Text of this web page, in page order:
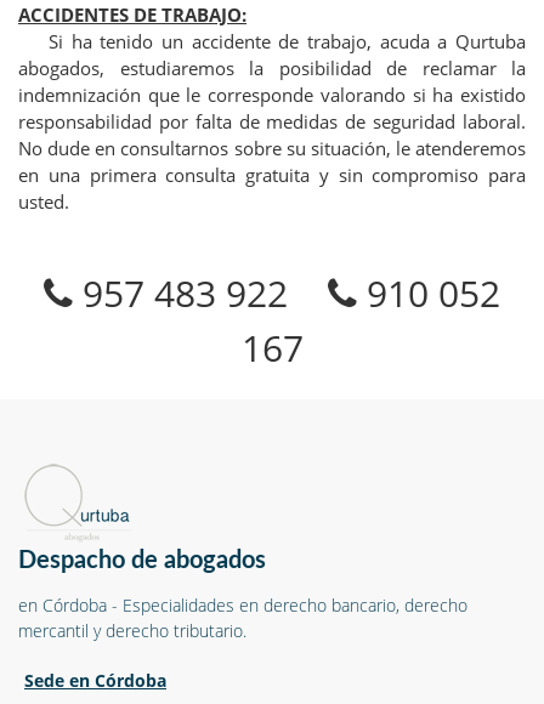
ACCIDENTES DE TRABAJO:
Si ha tenido un accidente de trabajo, acuda a Qurtuba
abogados, estudiaremos la posibilidad de reclamar la
indemnización que le corresponde valorando si ha existido
responsabilidad por falta de medidas de seguridad laboral.
No dude en consultarnos sobre su situación, le atenderemos
en una primera consulta gratuita y sin compromiso para
usted.
957 483 922
910 052
167
Despacho de abogados
en Córdoba - Especialidades en derecho bancario, derecho
mercantil y derecho tributario.
Sede en Córdoba